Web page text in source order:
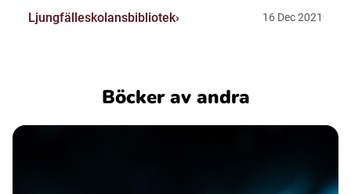
Ljungfälleskolansbibliotek 16 Dec2021
Böcker av andra